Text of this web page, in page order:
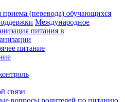
приема (перевода) обучающихся
Международное
питания в
питание
связи
вопросы родителей по питанию